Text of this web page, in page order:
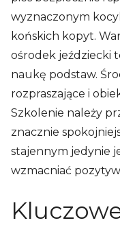
wyznaczonym
końskich kopyt.
ośrodek jeździecki
naukę podstaw.
rozpraszające i
Szkolenie należy
znacznie
stajennym jedynie
wzmacniać